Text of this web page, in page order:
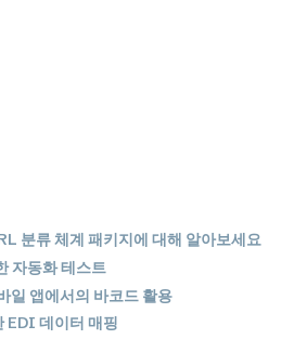
분류 체계 패키지에 대해 알아보세요
자동화 테스트
일 앱에서의 바코드 활용
데이터 매핑